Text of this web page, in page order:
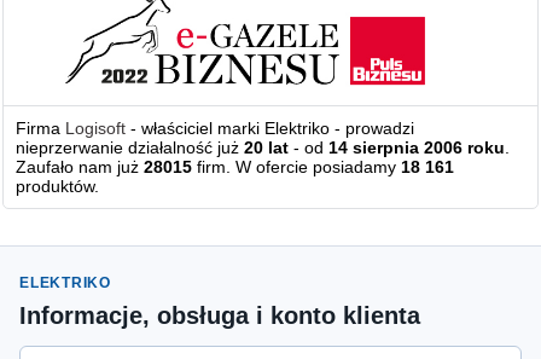
Firma Logisoft - właściciel marki Elektriko - prowadzi
nieprzerwanie działalność już20 lat - od14 sierpnia 2006 roku.
Zaufało nam już28015 firm. W ofercie posiadamy18 161
produktów.
ELEKTRIKO
Informacje, obsługa i konto klienta